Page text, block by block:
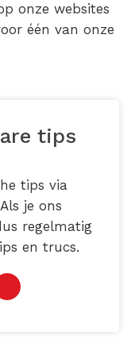
onze websites
één van onze
tips
tips via
je ons
regelmatig
en trucs.